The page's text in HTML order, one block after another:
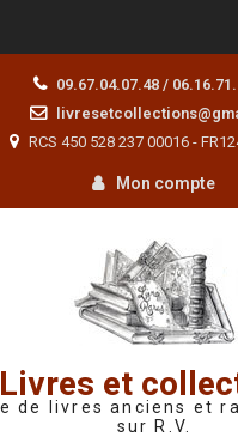
09.67.04.07.48 /
RCS 450 528 237 00016 -
Mon compte
Livres et
de livres anciens et
sur R.V.